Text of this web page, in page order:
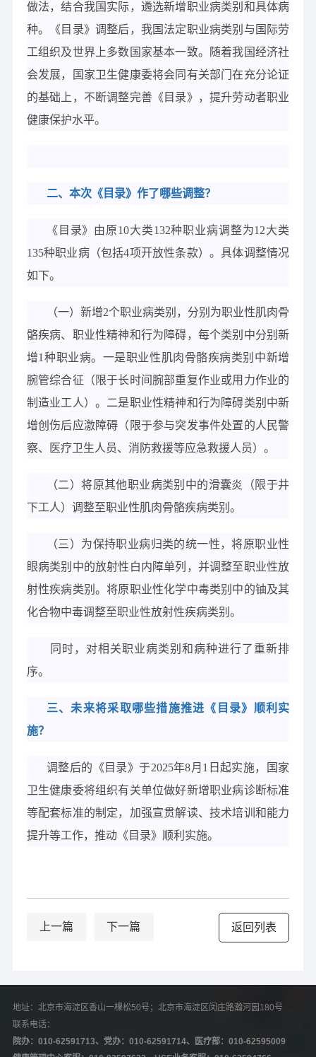
做法，结合我国实际，遴选新增职业病类别和具体病
种。《目录》调整后，我国法定职业病类别与国际劳
工组织及世界上多数国家基本一致。随着我国经济社
会发展，国家卫生健康委将会同有关部门在充分论证
的基础上，不断调整完善《目录》，提升劳动者职业
健康保护水平。
二、本次《目录》作了哪些调整？
《目录》由原 10大类132种职业病调整为12大类
135种职业病（包括4项开放性条款）。具体调整情况
如下。
（一）新增2个职业病类别，分别为职业性肌肉骨
骼疾病、职业性精神和行为障碍，每个类别中分别新
增1种职业病。一是职业性肌肉骨骼疾病类别中新增
腕管综合征（限于长时间腕部重复作业或用力作业的
制造业工人）。二是职业性精神和行为障碍类别中新
增创伤后应激障碍（限于参与突发事件处置的人民警
察、医疗卫生人员、消防救援等应急救援人员）。
（二）将原其他职业病类别中的滑囊炎（限于井
下工人）调整至职业性肌肉骨骼疾病类别。
（三）为保持职业病归类的统一性，将原职业性
眼病类别中的放射性白内障单列，并调整至职业性放
射性疾病类别。将原职业性化学中毒类别中的铀及其
化合物中毒调整至职业性放射性疾病类别。
同时，对相关职业病类别和病种进行了重新排
序。
三、未来将采取哪些措施推进《目录》顺利实
施？
调整后的《目录》于2025年8月1日起实施，国家
卫生健康委将组织有关单位做好新增职业病诊断标准
等配套标准的制定，加强宣贯解读、技术培训和能力
提升等工作，推动《目录》顺利实施。
返回列表
上一篇 下一篇
地址：北京市海淀区香山一棵松50号；北京市海淀区闵庄路瀚河园180号
联系电话：
院办：010-62591713、党办：010-62591714、医疗部：010-62595009